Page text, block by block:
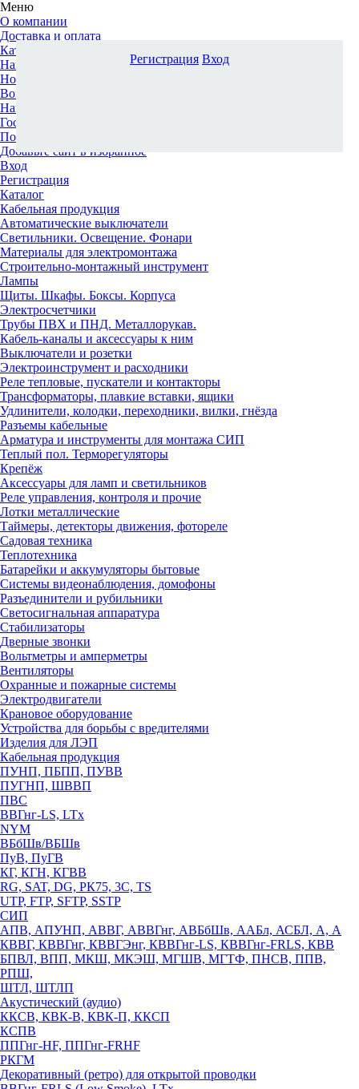
Меню
О компании
Доставка и оплата
Каталог
Наши офисы
Новости и новинки
Вопрос-ответ
Наша команда
Гос. заказчикам
Поставщикам
Добавьте сайт в избранное
Вход
Регистрация
Каталог
Кабельная продукция
Автоматические выключатели
Светильники. Освещение. Фонари
Материалы для электромонтажа
Строительно-монтажный инструмент
Лампы
Щиты. Шкафы. Боксы. Корпуса
Электросчетчики
Трубы ПВХ и ПНД. Металлорукав.
Кабель-каналы и аксессуары к ним
Выключатели и розетки
Электроинструмент и расходники
Реле тепловые, пускатели и контакторы
Трансформаторы, плавкие вставки, ящики
Удлинители, колодки, переходники, вилки, гнёзда
Разъемы кабельные
Арматура и инструменты для монтажа СИП
Теплый пол. Терморегуляторы
Крепёж
Аксессуары для ламп и светильников
Реле управления, контроля и прочие
Лотки металлические
Таймеры, детекторы движения, фотореле
Садовая техника
Теплотехника
Батарейки и аккумуляторы бытовые
Системы видеонаблюдения, домофоны
Разъединители и рубильники
Светосигнальная аппаратура
Стабилизаторы
Дверные звонки
Вольтметры и амперметры
Вентиляторы
Охранные и пожарные системы
Электродвигатели
Крановое оборудование
Устройства для борьбы с вредителями
Изделия для ЛЭП
Кабельная продукция
ПУНП, ПБПП, ПУВВ
ПУГНП, ШВВП
ПВС
ВВГнг-LS, LTx
NYM
ВБбШв/ВБШв
ПуВ, ПуГВ
КГ, КГН, КГВВ
RG, SAT, DG, РК75, 3С, TS
UTP, FTP, SFTP, SSTP
СИП
АПВ, АПУНП, АВВГ, АВВГнг, АВБбШв, ААБл, АСБЛ, А, А
КВВГ, КВВГнг, КВВГЭнг, КВВГнг-LS, КВВГнг-FRLS, КВВ
БПВЛ, ВПП, МКШ, МКЭШ, МГШВ, МГТФ, ПНСВ, ППВ,
РПШ,
ШТЛ, ШТЛП
Акустический (аудио)
ККСВ, КВК-В, КВК-П, ККСП
КСПВ
ППГнг-HF, ППГнг-FRHF
РКГМ
Декоративный (ретро) для открытой проводки
Регистрация Вход